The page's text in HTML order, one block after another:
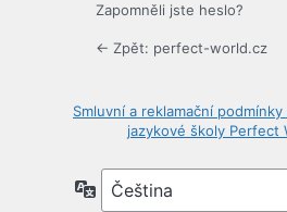
Zapomněli jste heslo?
← Zpět: perfect-world.cz
Smluvní a reklamační
jazykové školy Perfect
Jazyky